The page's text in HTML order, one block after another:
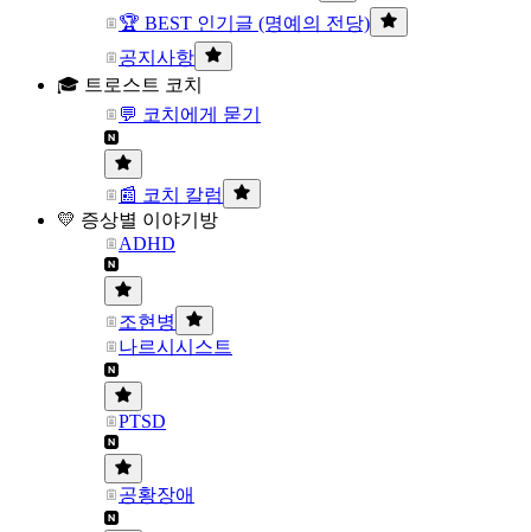
🏆 BEST 인기글 (명예의 전당)
공지사항
🎓 트로스트 코치
💬 코치에게 묻기
📰 코치 칼럼
💛 증상별 이야기방
ADHD
조현병
나르시시스트
PTSD
공황장애